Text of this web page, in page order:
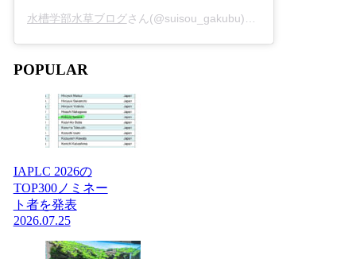
水槽学部水草ブログさん(@suisou_gakubu)がシェアした投稿 -
POPULAR
IAPLC 2026の
TOP300ノミネー
ト者を発表
2026.07.25